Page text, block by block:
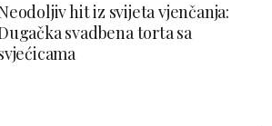
hit iz svijeta vjenčanja:
svadbena torta sa